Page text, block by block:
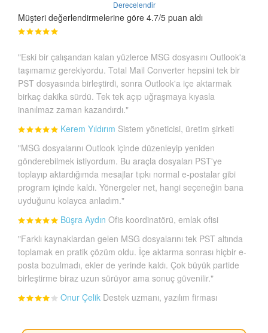
Derecelendir
Müşteri değerlendirmelerine göre 4.7/5 puan aldı
"Eski bir çalışandan kalan yüzlerce MSG dosyasını Outlook'a
taşımamız gerekiyordu. Total Mail Converter hepsini tek bir
PST dosyasında birleştirdi, sonra Outlook'a içe aktarmak
birkaç dakika sürdü. Tek tek açıp uğraşmaya kıyasla
inanılmaz zaman kazandırdı."
Kerem Yıldırım Sistem yöneticisi, üretim şirketi
"MSG dosyalarını Outlook içinde düzenleyip yeniden
gönderebilmek istiyordum. Bu araçla dosyaları PST'ye
toplayıp aktardığımda mesajlar tıpkı normal e-postalar gibi
program içinde kaldı. Yönergeler net, hangi seçeneğin bana
uyduğunu kolayca anladım."
Büşra Aydın Ofis koordinatörü, emlak ofisi
"Farklı kaynaklardan gelen MSG dosyalarını tek PST altında
toplamak en pratik çözüm oldu. İçe aktarma sonrası hiçbir e-
posta bozulmadı, ekler de yerinde kaldı. Çok büyük partide
birleştirme biraz uzun sürüyor ama sonuç güvenilir."
Onur Çelik Destek uzmanı, yazılım firması